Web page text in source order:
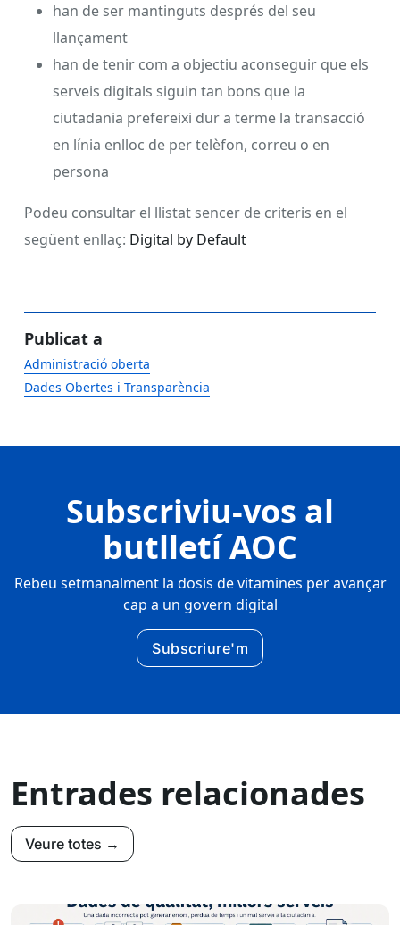
han de ser mantinguts després del seu
llançament
han de tenir com a objectiu aconseguir que els
serveis digitals siguin tan bons que la
ciutadania prefereixi dur a terme la transacció
en línia enlloc de per telèfon, correu o en
persona
Podeu consultar el llistat sencer de criteris en el
següent enllaç: Digital by Default
Publicat a
Administració oberta
Dades Obertes i Transparència
Subscriviu-vos al
butlletí AOC
Rebeu setmanalment la dosis de vitamines per avançar
cap a un govern digital
Subscriure'm
Entrades relacionades
Veure totes →